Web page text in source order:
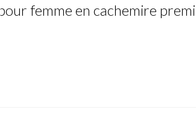
femme en cachemire